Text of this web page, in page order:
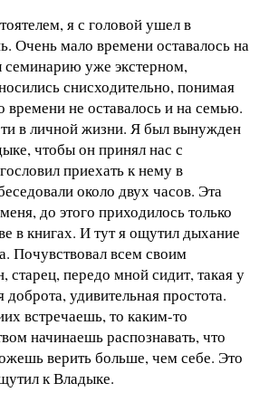
я с головой ушел в
Очень мало времени оставалось на
семинарию уже экстерном,
снисходительно, понимая
времени не оставалось и на семью.
в личной жизни. Я был вынужден
чтобы он принял нас с
приехать к нему в
около двух часов. Эта
до этого приходилось только
в книгах. И тут я ощутил дыхание
Почувствовал всем своим
старец, передо мной сидит, такая у
доброта, удивительная простота.
встречаешь, то каким-то
начинаешь распознавать, что
верить больше, чем себе. Это
к Владыке.